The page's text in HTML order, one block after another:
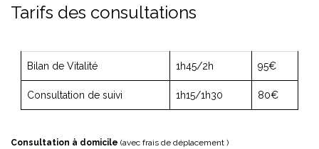
Tarifs des consultations
Bilan de Vitalité 1h45/2h 95€
Consultation de suivi 1h15/1h30 80€
Consultation à domicile (avec frais de déplacement )